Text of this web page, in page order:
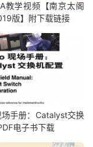
教学视频【南京太阁
版】附下载链接
场手册：Catalyst交换
电子书下载